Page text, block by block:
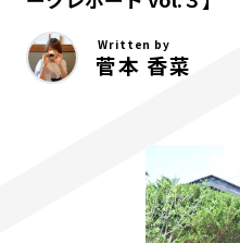
Written by
菅本 香菜